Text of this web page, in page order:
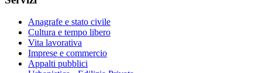
Anagrafe e stato civile
Cultura e tempo libero
Vita lavorativa
Imprese e commercio
Appalti pubblici